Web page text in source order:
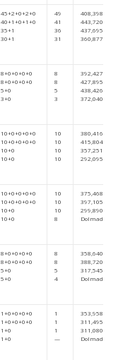
45+2+0+2+0
40+1+0+1+0
35+1
30+1
49
41
36
31
408,39826
443,72011
437,69569
360,87752
8+0+0+0+0
8+0+0+0+0
5+0
3+0
8
8
5
3
392,42799
427,89567
438,42628
372,04014
10+0+0+0+0
10+0+0+0+0
10+0
10+0
10
10
10
10
380,41688
415,80458
357,25163
292,09557
10+0+0+0+0
10+0+0+0+0
10+0
10+0
10
10
10
8
375,46871
397,10593
299,89086
Dolmadı
8+0+0+0+0
8+0+0+0+0
5+0
5+0
8
8
5
4
358,64015
388,72059
317,54558
Dolmadı
1+0+0+0+0
1+0+0+0+0
1+0
1+0
1
1
1
—
353,9582
311,49544
311,08023
Dolmadı